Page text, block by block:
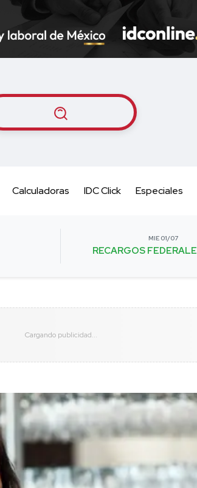
Calculadoras IDC Click Especiales
MIE 01/07
RECARGOS